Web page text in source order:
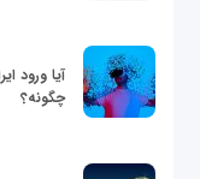
آیا ورود
چگونه؟